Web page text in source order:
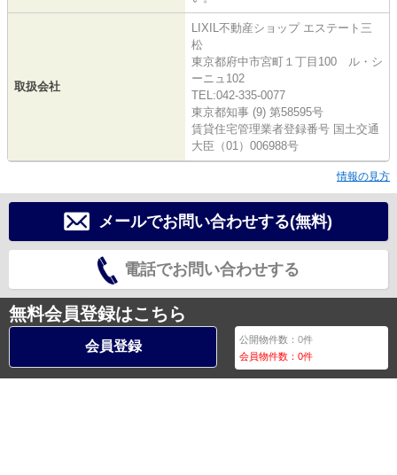
取扱会社
LIXIL不動産ショップ エステート三
松
東京都府中市宮町１丁目100 ル・シ
ーニュ102
TEL:042-335-0077
東京都知事 (9) 第58595号
賃貸住宅管理業者登録番号 国土交通
大臣（01）006988号
情報の見方
メールでお問い合わせする(無料)
電話でお問い合わせする
無料会員登録はこちら
会員登録 公開物件数：0件
会員物件数：0件